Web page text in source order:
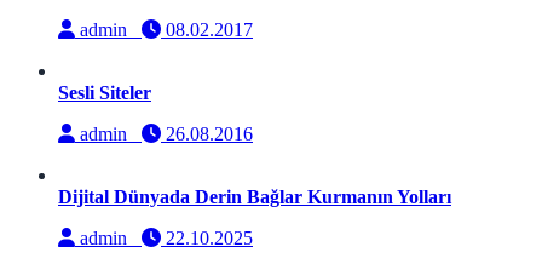
admin
08.02.2017
Sesli Siteler
admin
26.08.2016
Dijital Dünyada Derin Bağlar Kurmanın Yolları
admin
22.10.2025